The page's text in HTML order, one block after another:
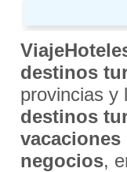
destinos
provincias y
destinos
vacaciones
negocios,